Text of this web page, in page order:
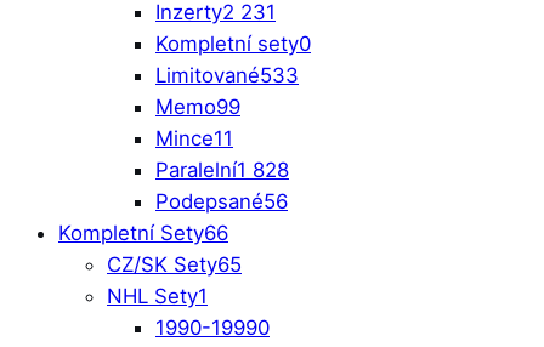
Inzerty2 231
Kompletní sety0
Limitované533
Memo99
Mince11
Paralelní1 828
Podepsané56
Kompletní Sety66
CZ/SK Sety65
NHL Sety1
1990-19990